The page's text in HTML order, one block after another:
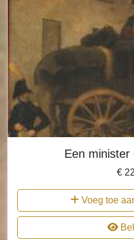
Een minister
€
Voeg toe